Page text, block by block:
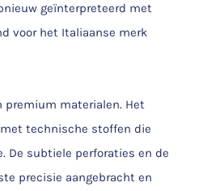
geïnterpreteerd met
voor het Italiaanse merk
premium materialen. Het
technische stoffen die
De subtiele perforaties en de
precisie aangebracht en